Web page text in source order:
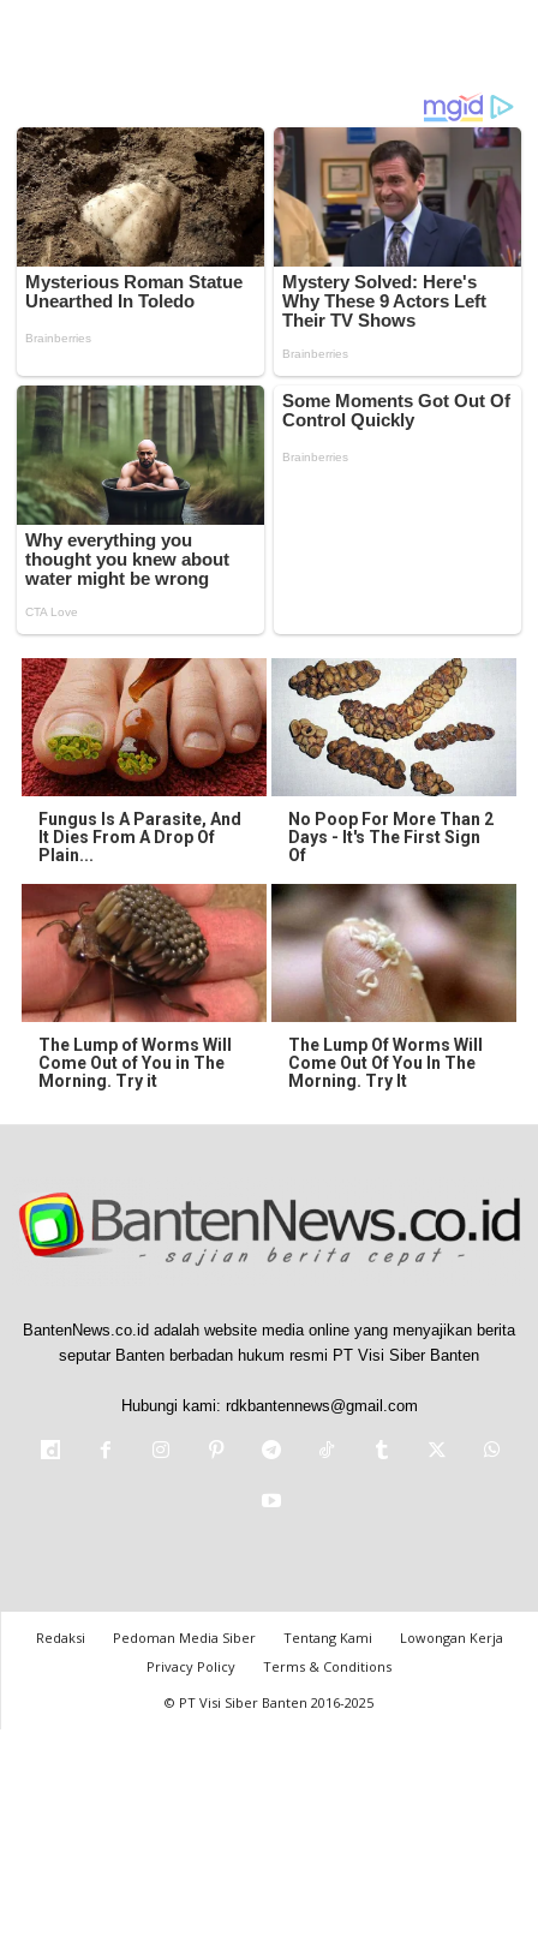
Fungus Is A Parasite, And
It Dies From A Drop Of
Plain...
No Poop For More Than 2
Days - It's The First Sign
Of
The Lump of Worms Will
Come Out of You in The
Morning. Try it
The Lump Of Worms Will
Come Out Of You In The
Morning. Try It
BantenNews.co.id adalah website media online yang menyajikan berita
seputar Banten berbadan hukum resmi PT Visi Siber Banten
Hubungi kami: rdkbantennews@gmail.com
Redaksi Pedoman Media Siber Tentang Kami
Lowongan Kerja
Privacy Policy
Terms & Conditions
© PT Visi Siber Banten 2016-2025